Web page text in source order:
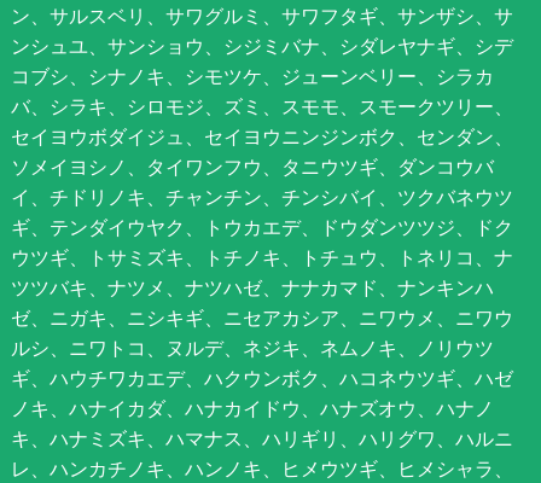
ン、サルスベリ、サワグルミ、サワフタギ、サンザシ、サ
ンシュユ、サンショウ、シジミバナ、シダレヤナギ、シデ
コブシ、シナノキ、シモツケ、ジューンベリー、シラカ
バ、シラキ、シロモジ、ズミ、スモモ、スモークツリー、
セイヨウボダイジュ、セイヨウニンジンボク、センダン、
ソメイヨシノ、タイワンフウ、タニウツギ、ダンコウバ
イ、チドリノキ、チャンチン、チンシバイ、ツクバネウツ
ギ、テンダイウヤク、トウカエデ、ドウダンツツジ、ドク
ウツギ、トサミズキ、トチノキ、トチュウ、トネリコ、ナ
ツツバキ、ナツメ、ナツハゼ、ナナカマド、ナンキンハ
ゼ、ニガキ、ニシキギ、ニセアカシア、ニワウメ、ニワウ
ルシ、ニワトコ、ヌルデ、ネジキ、ネムノキ、ノリウツ
ギ、ハウチワカエデ、ハクウンボク、ハコネウツギ、ハゼ
ノキ、ハナイカダ、ハナカイドウ、ハナズオウ、ハナノ
キ、ハナミズキ、ハマナス、ハリギリ、ハリグワ、ハルニ
レ、ハンカチノキ、ハンノキ、ヒメウツギ、ヒメシャラ、